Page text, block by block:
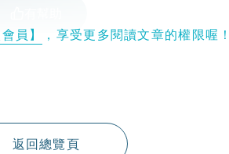
員】 ，享受更多閱讀文章的權限喔！
返回總覽頁